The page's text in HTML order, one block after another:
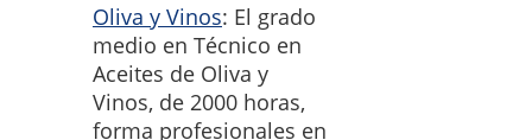
Oliva y Vinos: El grado
medio en Técnico en
Aceites de Oliva y
Vinos, de 2000 horas,
forma profesionales en